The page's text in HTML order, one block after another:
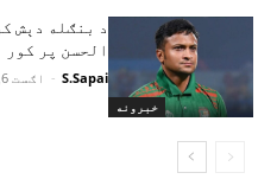
خبرونه
د بنګله دېش
الحسن پر کور
S.Sapai
- اګست 6, 2026